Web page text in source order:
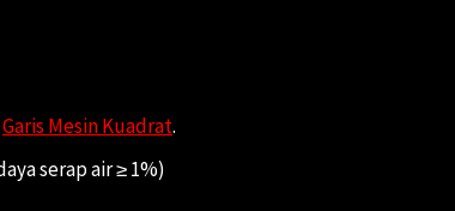
Garis Mesin Kuadrat.
serap air ≥ 1%)